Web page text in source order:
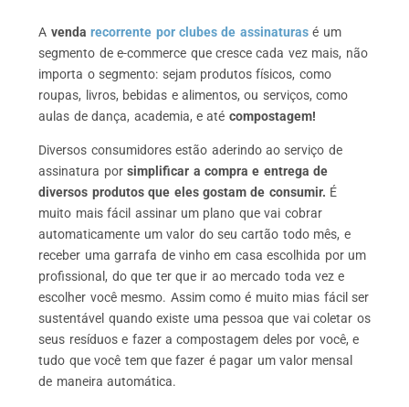
A vendarecorrente por clubes de assinaturasé um
segmento de e-commerce que cresce cada vez mais, não
importa o segmento: sejam produtos físicos, como
roupas, livros, bebidas e alimentos, ou serviços, como
aulas de dança, academia, e até compostagem!
Diversos consumidores estão aderindo ao serviço de
assinatura porsimplificar a compra e entrega de
diversos produtos que eles gostam de consumir. É
muito mais fácil assinar um plano que vai cobrar
automaticamente um valor do seu cartão todo mês, e
receber uma garrafa de vinho em casa escolhida por um
profissional, do que ter que ir ao mercado toda vez e
escolher você mesmo. Assim como é muito mias fácil ser
sustentável quando existe uma pessoa que vai coletar os
seus resíduos e fazer a compostagem deles por você, e
tudo que você tem que fazer é pagar um valor mensal
de maneira automática.